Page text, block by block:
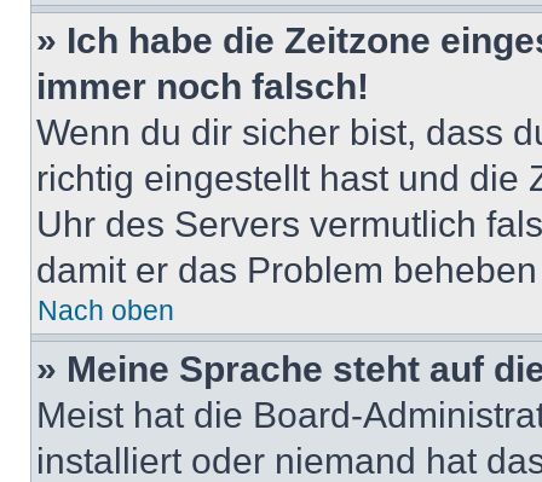
» Ich habe die Zeitzone
immer noch falsch!
Wenn du dir sicher bist, dass
richtig eingestellt hast und die
Uhr des Servers vermutlich
damit er das Problem
Nach oben
» Meine Sprache steht auf
Meist hat die Board-
installiert oder niemand hat